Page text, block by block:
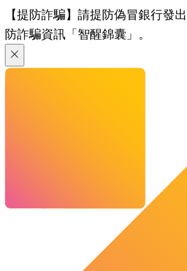
【提防詐騙】請提防偽冒銀行發
防詐騙資訊「智醒錦囊」。